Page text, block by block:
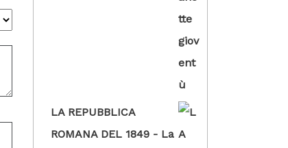
LA REPUBBLICA
ROMANA DEL 1849 - La